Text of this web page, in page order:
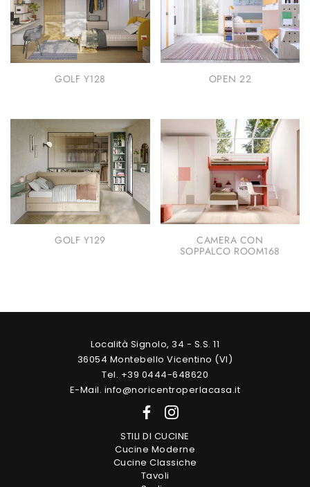
GOLF Y128 OPEN 22
GOLF Y129
CAMERA CON
SOPPALCO ROOM168
Località Signolo, 34 - S.S. 11
36054 Montebello Vicentino (VI)
Tel. +39 0444-648620
E-Mail. info@noricentroperlacasa.it
STILI DI CUCINE
Cucine Moderne
Cucine Classiche
Tavoli